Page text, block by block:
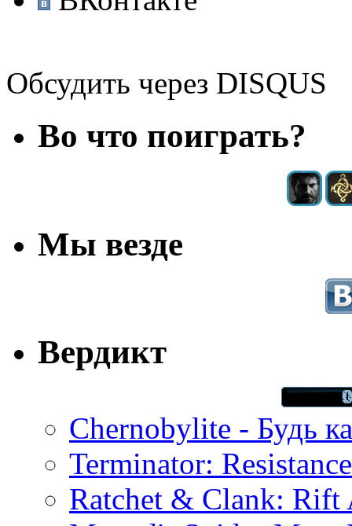
Обсудить через DISQUS
Во что поиграть?
Мы везде
Вердикт
Chernobylite - Будь
Terminator:
Ratchet & Clank: Rift